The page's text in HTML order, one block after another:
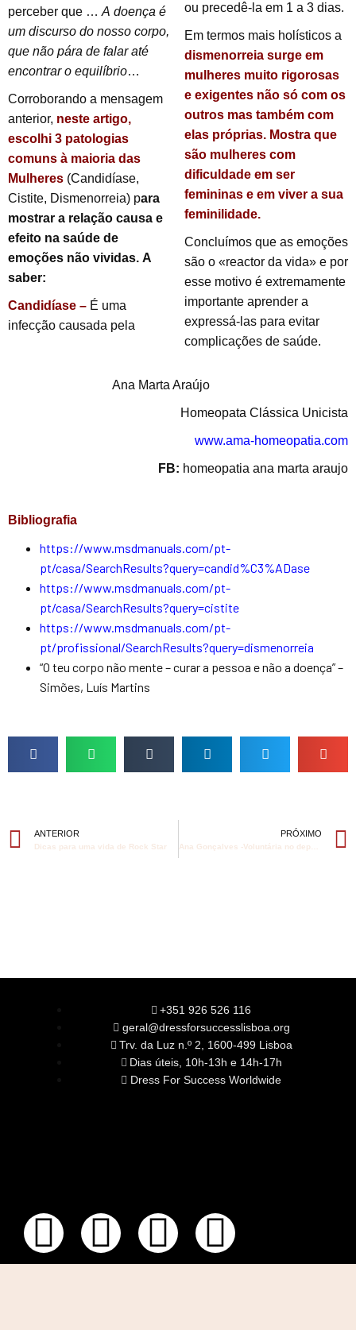
perceber que …A doença é
um discurso do nosso corpo,
que não pára de falar até
encontrar o equilíbrio…
Corroborando a mensagem
anterior, neste artigo,
escolhi 3 patologias
comuns à maioria das
Mulheres (Candidíase,
Cistite, Dismenorreia) para
mostrar a relação causa e
efeito na saúde de
emoções não vividas. A
saber:
Candidíase – É uma
infecção causada pela
ou precedê-la em 1 a 3 dias.
Em termos mais holísticos a
dismenorreia surge em
mulheres muito rigorosas
e exigentes não só com os
outros mas também com
elas próprias. Mostra que
são mulheres com
dificuldade em ser
femininas e em viver a sua
feminilidade.
Concluímos que as emoções
são o «reactor da vida» e por
esse motivo é extremamente
importante aprender a
expressá-las para evitar
complicações de saúde.
Ana Marta Araújo
Homeopata Clássica Unicista
www.ama-homeopatia.com
FB: homeopatia ana marta araujo
Bibliografia
https://www.msdmanuals.com/pt-
pt/casa/SearchResults?query=candid%C3%ADase
https://www.msdmanuals.com/pt-
pt/casa/SearchResults?query=cistite
https://www.msdmanuals.com/pt-
pt/profissional/SearchResults?query=dismenorreia
“O teu corpo não mente – curar a pessoa e não a doença” –
Simões, Luís Martins
ANTERIOR
Dicas para uma vida de Rock Star
PRÓXIMO
+351 926 526 116
geral@dressforsuccesslisboa.org
Trv. da Luz n.º 2, 1600-499 Lisboa
Dias úteis, 10h-13h e 14h-17h
Dress For Success Worldwide